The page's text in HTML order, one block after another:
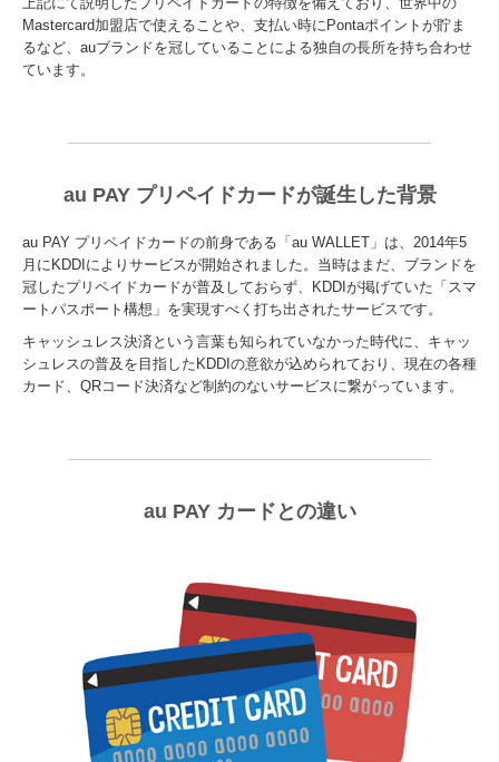
Mastercard加盟店で使えることや、支払い時にPontaポイントが貯ま
るなど、auブランドを冠していることによる独自の長所を持ち合わせ
ています。
au PAY プリペイドカードが誕生した背景
au PAY プリペイドカードの前身である「au WALLET」は、2014年5
月にKDDIによりサービスが開始されました。当時はまだ、ブランドを
冠したプリペイドカードが普及しておらず、KDDIが掲げていた「スマ
ートパスポート構想」を実現すべく打ち出されたサービスです。
キャッシュレス決済という言葉も知られていなかった時代に、キャッ
シュレスの普及を目指したKDDIの意欲が込められており、現在の各種
カード、QRコード決済など制約のないサービスに繋がっています。
au PAY カードとの違い